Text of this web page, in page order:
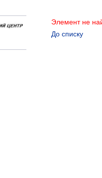
Элемент не
До списку